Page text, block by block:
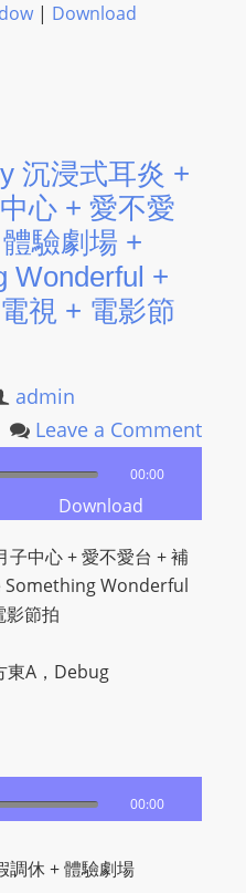
| Download
沉浸式耳炎 +
心 + 愛不愛
驗劇場 +
Wonderful +
視 + 電影節
admin
Leave a Comment
00:00
Download
子中心 + 愛不愛台 + 補
Something Wonderful
影節拍
東A，Debug
00:00
調休 + 體驗劇場